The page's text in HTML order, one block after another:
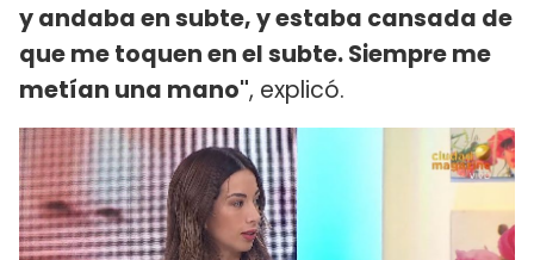
y andaba en subte, y estaba cansada de
que me toquen en el subte. Siempre me
metían una mano", explicó.